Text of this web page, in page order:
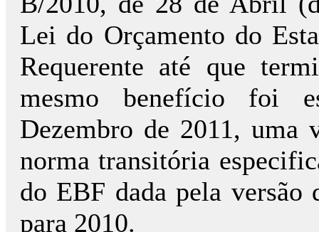
Lei do Orçamento do
Requerente até que
mesmo benefício foi
Dezembro de 2011, uma
norma transitória
do EBF dada pela versão
para 2010.